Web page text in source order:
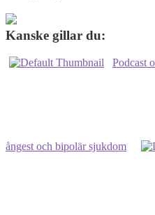
Kanske gillar du:
Podcast
ångest och bipolär sjukdom